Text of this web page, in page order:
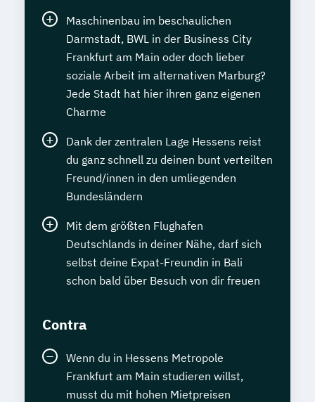
Maschinenbau im beschaulichen
Darmstadt, BWL in der Business City
Frankfurt am Main oder doch lieber
soziale Arbeit im alternativen Marburg?
Jede Stadt hat hier ihren ganz eigenen
Charme
Dank der zentralen Lage Hessens reist
du ganz schnell zu deinen bunt verteilten
Freund/innen in den umliegenden
Bundesländern
Mit dem größten Flughafen
Deutschlands in deiner Nähe, darf sich
selbst deine Expat-Freundin in Bali
schon bald über Besuch von dir freuen
Contra
Wenn du in Hessens Metropole
Frankfurt am Main studieren willst,
musst du mit hohen Mietpreisen